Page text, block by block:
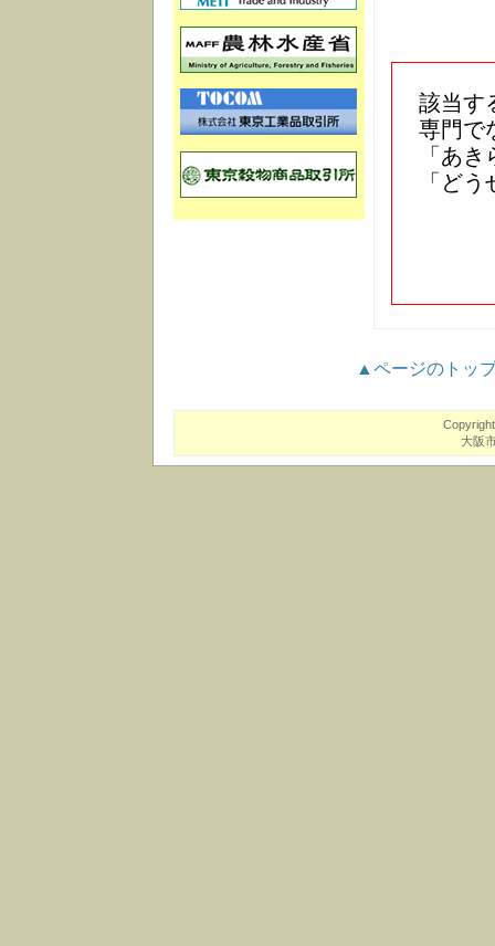
該当す
専門で
「あ
「ど
▲ページのトッ
大阪